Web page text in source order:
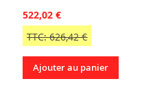
522,02 €
TTC: 626,42 €
Ajouter au panier